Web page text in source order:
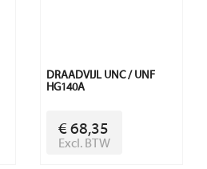
DRAADVIJL UNC / UNF
HG140A
€ 68,35
Excl. BTW